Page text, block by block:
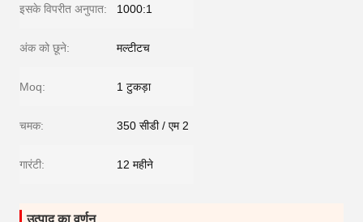
इसके विपरीत अनुपात: 1000:1
अंक को छूने: मल्टीटच
Moq: 1 टुकड़ा
चमक: 350 सीडी / एम 2
गारंटी: 12 महीने
उत्पाद का वर्णन